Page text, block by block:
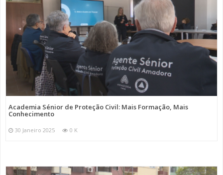
Academia Sénior de Proteção Civil: Mais Formação, Mais
Conhecimento
30 Janeiro 2025 0 K